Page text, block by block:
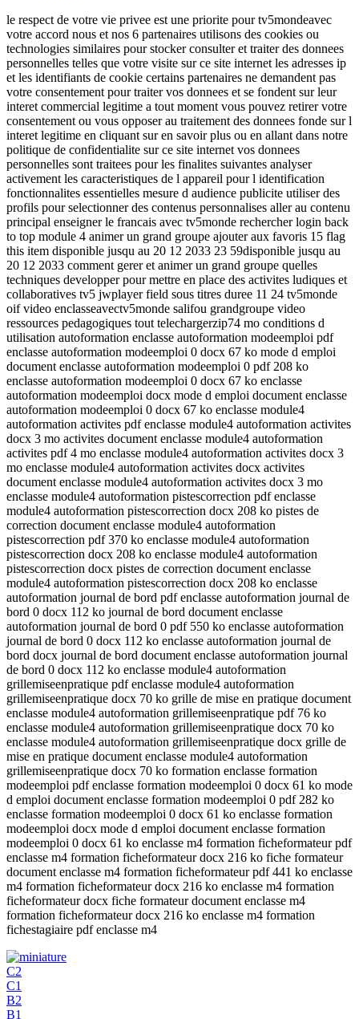
le respect de votre vie privee est une priorite pour tv5mondeavec
votre accord nous et nos 6 partenaires utilisons des cookies ou
technologies similaires pour stocker consulter et traiter des donnees
personnelles telles que votre visite sur ce site internet les adresses ip
et les identifiants de cookie certains partenaires ne demandent pas
votre consentement pour traiter vos donnees et se fondent sur leur
interet commercial legitime a tout moment vous pouvez retirer votre
consentement ou vous opposer au traitement des donnees fonde sur l
interet legitime en cliquant sur en savoir plus ou en allant dans notre
politique de confidentialite sur ce site internet vos donnees
personnelles sont traitees pour les finalites suivantes analyser
activement les caracteristiques de l appareil pour l identification
fonctionnalites essentielles mesure d audience publicite utiliser des
profils pour selectionner des contenus personnalises aller au contenu
principal enseigner le francais avec tv5monde rechercher login back
to top module 4 animer un grand groupe ajouter aux favoris 15 flag
this item disponible jusqu au 20 12 2033 23 59disponible jusqu au
20 12 2033 comment gerer et animer un grand groupe quelles
techniques developper pour mettre en place des activites ludiques et
collaboratives tv5 jwplayer field sous titres duree 11 24 tv5monde
oif video enclasseavectv5monde salifou grandgroupe video
ressources pedagogiques tout telechargerzip74 mo conditions d
utilisation autoformation enclasse autoformation modeemploi pdf
enclasse autoformation modeemploi 0 docx 67 ko mode d emploi
document enclasse autoformation modeemploi 0 pdf 208 ko
enclasse autoformation modeemploi 0 docx 67 ko enclasse
autoformation modeemploi docx mode d emploi document enclasse
autoformation modeemploi 0 docx 67 ko enclasse module4
autoformation activites pdf enclasse module4 autoformation activites
docx 3 mo activites document enclasse module4 autoformation
activites pdf 4 mo enclasse module4 autoformation activites docx 3
mo enclasse module4 autoformation activites docx activites
document enclasse module4 autoformation activites docx 3 mo
enclasse module4 autoformation pistescorrection pdf enclasse
module4 autoformation pistescorrection docx 208 ko pistes de
correction document enclasse module4 autoformation
pistescorrection pdf 370 ko enclasse module4 autoformation
pistescorrection docx 208 ko enclasse module4 autoformation
pistescorrection docx pistes de correction document enclasse
module4 autoformation pistescorrection docx 208 ko enclasse
autoformation journal de bord pdf enclasse autoformation journal de
bord 0 docx 112 ko journal de bord document enclasse
autoformation journal de bord 0 pdf 550 ko enclasse autoformation
journal de bord 0 docx 112 ko enclasse autoformation journal de
bord docx journal de bord document enclasse autoformation journal
de bord 0 docx 112 ko enclasse module4 autoformation
grillemiseenpratique pdf enclasse module4 autoformation
grillemiseenpratique docx 70 ko grille de mise en pratique document
enclasse module4 autoformation grillemiseenpratique pdf 76 ko
enclasse module4 autoformation grillemiseenpratique docx 70 ko
enclasse module4 autoformation grillemiseenpratique docx grille de
mise en pratique document enclasse module4 autoformation
grillemiseenpratique docx 70 ko formation enclasse formation
modeemploi pdf enclasse formation modeemploi 0 docx 61 ko mode
d emploi document enclasse formation modeemploi 0 pdf 282 ko
enclasse formation modeemploi 0 docx 61 ko enclasse formation
modeemploi docx mode d emploi document enclasse formation
modeemploi 0 docx 61 ko enclasse m4 formation ficheformateur pdf
enclasse m4 formation ficheformateur docx 216 ko fiche formateur
document enclasse m4 formation ficheformateur pdf 441 ko enclasse
m4 formation ficheformateur docx 216 ko enclasse m4 formation
ficheformateur docx fiche formateur document enclasse m4
formation ficheformateur docx 216 ko enclasse m4 formation
fichestagiaire pdf enclasse m4
C2
C1
B2
B1